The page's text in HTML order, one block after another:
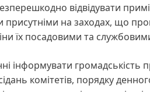
відвідувати
присутніми на заходах, що
їх посадовими та
інформувати
комітетів, порядку